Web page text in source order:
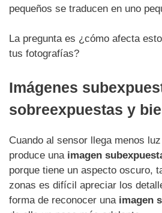
pequeños se traducen en uno
La pregunta es ¿cómo afecta
tus fotografías?
Imágenes
sobreexpuestas y
Cuando al sensor llega menos
produce una imagen
porque tiene un aspecto oscuro,
zonas es difícil apreciar los
forma de reconocer una imagen